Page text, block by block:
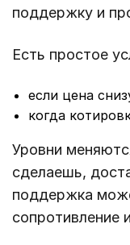
поддержку и
Есть простое
если цена
когда
Уровни
сделаешь,
поддержка
сопротивление